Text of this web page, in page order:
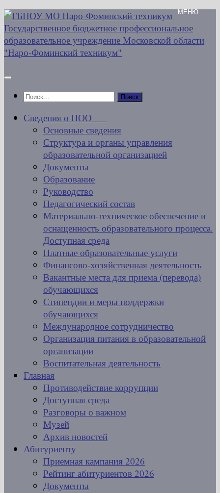
Перейти
к
содержимому
Найти:
Сведения о ПОО
Основные сведения
Структура и органы управления
образовательной организацией
Документы
Образование
Руководство
Педагогический состав
Материально-техническое обеспечение и
оснащенность образовательного процесса.
Доступная среда
Платные образовательные услуги
Финансово-хозяйственная деятельность
Вакантные места для приема (перевода)
обучающихся
Стипендии и меры поддержки
обучающихся
Международное сотрудничество
Организация питания в образовательной
организации
Воспитательная деятельность
Главная
Противодействие коррупции
Доступная среда
Разговоры о важном
Музей
Архив новостей
Абитуриенту
Приемная кампания 2026
Рейтинг абитуриентов 2026
Документы